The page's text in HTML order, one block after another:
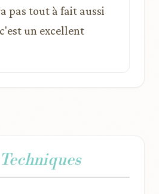
pas tout à fait aussi
un excellent